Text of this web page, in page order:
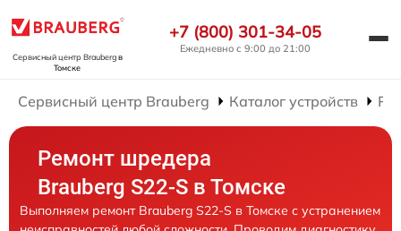
Сервисный центр Braubergв
Томске
+7 (800) 301-34-05
Ежедневно с 9:00 до 21:00
Сервисный центр Brauberg Каталог устройств
Ремонт шредера
Brauberg S22-S в Томске
Выполняем ремонт Brauberg S22-S в Томске с устранением